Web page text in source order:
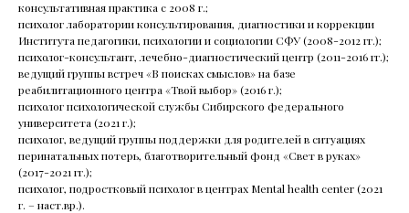
консультативная практика с 2008 г.;
психолог лаборатории консультирования, диагностики и коррекции
Института педагогики, психологии и социологии СФУ (2008-2012 гг.);
психолог-консультант, лечебно-диагностический центр (2011-2016 гг.);
ведущий группы встреч «В поисках смыслов» на базе
реабилитационного центра «Твой выбор» (2016 г.);
психолог психологической службы Сибирского федерального
университета (2021 г.);
психолог, ведущий группы поддержки для родителей в ситуациях
перинатальных потерь, благотворительный фонд «Свет в руках»
(2017-2021 гг.);
психолог, подростковый психолог в центрах Mental health center (2021
г. – наст.вр.).
Менделеевская
Москва, ул. Палиха, д. 13, корп. 1, стр. 2, 2-3 этаж
(с 10:00 - 22:00)
Записаться на приём
Связаться в телеграм